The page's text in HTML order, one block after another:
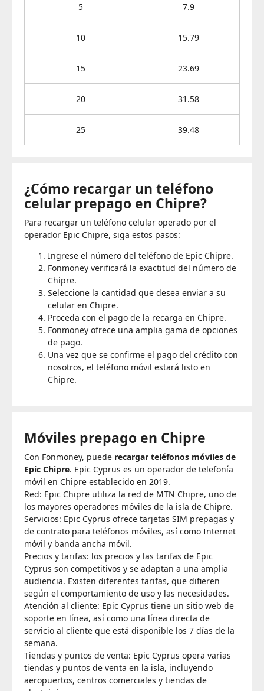
5 7.9
10 15.79
15 23.69
20 31.58
25 39.48
¿Cómo recargar un teléfono
celular prepago en Chipre?
Para recargar un teléfono celular operado por el
operador Epic Chipre, siga estos pasos:
Ingrese el número del teléfono de Epic Chipre.
Fonmoney verificará la exactitud del número de
Chipre.
Seleccione la cantidad que desea enviar a su
celular en Chipre.
Proceda con el pago de la recarga en Chipre.
Fonmoney ofrece una amplia gama de opciones
de pago.
Una vez que se confirme el pago del crédito con
nosotros, el teléfono móvil estará listo en
Chipre.
Móviles prepago en Chipre
Con Fonmoney, puede recargar teléfonos móviles de
Epic Chipre. Epic Cyprus es un operador de telefonía
móvil en Chipre establecido en 2019.
Red: Epic Chipre utiliza la red de MTN Chipre, uno de
los mayores operadores móviles de la isla de Chipre.
Servicios: Epic Cyprus ofrece tarjetas SIM prepagas y
de contrato para teléfonos móviles, así como Internet
móvil y banda ancha móvil.
Precios y tarifas: los precios y las tarifas de Epic
Cyprus son competitivos y se adaptan a una amplia
audiencia. Existen diferentes tarifas, que difieren
según el comportamiento de uso y las necesidades.
Atención al cliente: Epic Cyprus tiene un sitio web de
soporte en línea, así como una línea directa de
servicio al cliente que está disponible los 7 días de la
semana.
Tiendas y puntos de venta: Epic Cyprus opera varias
tiendas y puntos de venta en la isla, incluyendo
aeropuertos, centros comerciales y tiendas de